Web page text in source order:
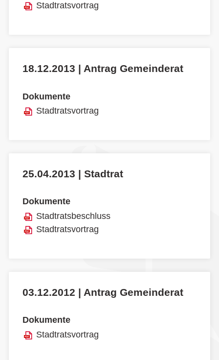
Stadtratsvortrag
18.12.2013 | Antrag Gemeinderat
Dokumente
Stadtratsvortrag
25.04.2013 | Stadtrat
Dokumente
Stadtratsbeschluss
Stadtratsvortrag
03.12.2012 | Antrag Gemeinderat
Dokumente
Stadtratsvortrag